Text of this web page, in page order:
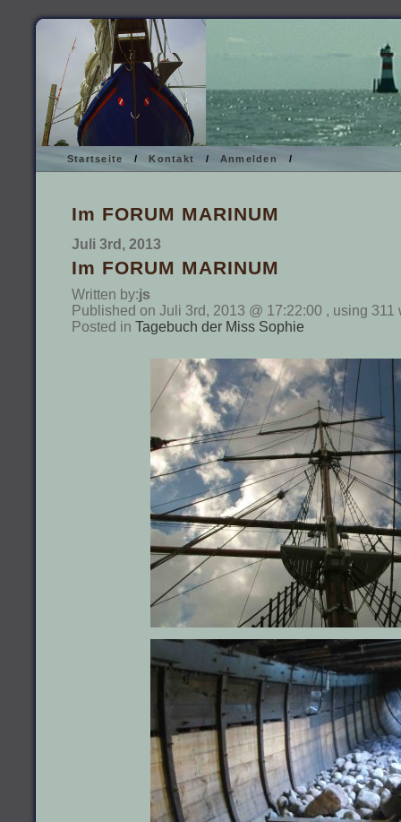
Startseite / Kontakt / Anmelden /
Im FORUM MARINUM
Juli 3rd, 2013
Im FORUM MARINUM
Written by:js
Published on Juli 3rd, 2013 @ 17:22:00 , using 311
Posted in Tagebuch der Miss Sophie